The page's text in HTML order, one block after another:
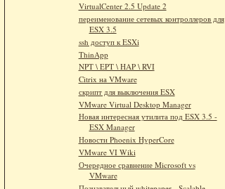
VirtualCenter 2.5 Update 2
переименование сетевых контроллеров для
ESX 3.5
ssh доступ к ESXi
ThinApp
NPT \ EPT \ HAP \ RVI
Citrix на VMware
скрипт для выключения ESX
VMware Virtual Desktop Manager
Новая интересная утилита под ESX 3.5 -
ESX Manager
Новости Phoenix HyperCore
VMware VI Wiki
Очередное сравнение Microsoft vs
VMware